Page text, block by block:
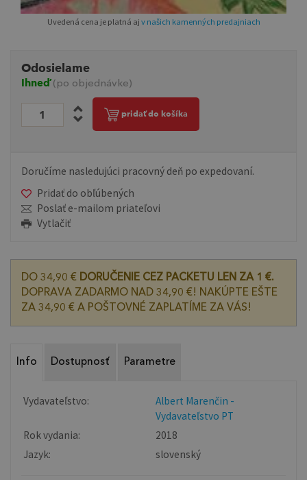
Uvedená cena je platná aj v našich kamenných predajniach
Odosielame
Ihneď(po objednávke)
pridať do košíka
Doručíme nasledujúci pracovný deň po expedovaní.
Pridať do obľúbených
Poslať e-mailom priateľovi
Vytlačiť
DO 34,90 € DORUČENIE CEZ PACKETU LEN ZA 1 €.
DOPRAVA ZADARMO NAD 34,90 €! NAKÚPTE EŠTE
ZA 34,90 € A POŠTOVNÉ ZAPLATÍME ZA VÁS!
Info Dostupnosť Parametre
Vydavateľstvo:
Albert Marenčin -
Vydavateľstvo PT
Rok vydania:
2018
Jazyk:
slovenský